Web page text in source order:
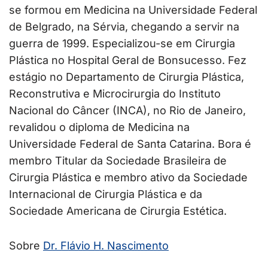
se formou em Medicina na Universidade Federal
de Belgrado, na Sérvia, chegando a servir na
guerra de 1999. Especializou-se em Cirurgia
Plástica no Hospital Geral de Bonsucesso. Fez
estágio no Departamento de Cirurgia Plástica,
Reconstrutiva e Microcirurgia do Instituto
Nacional do Câncer (INCA), no Rio de Janeiro,
revalidou o diploma de Medicina na
Universidade Federal de Santa Catarina. Bora é
membro Titular da Sociedade Brasileira de
Cirurgia Plástica e membro ativo da Sociedade
Internacional de Cirurgia Plástica e da
Sociedade Americana de Cirurgia Estética.
Sobre Dr. Flávio H. Nascimento